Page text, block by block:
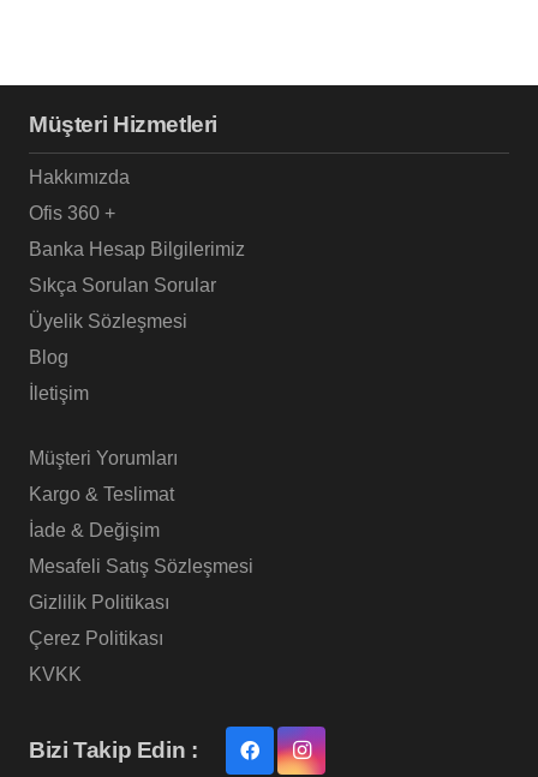
Müşteri Hizmetleri
Hakkımızda
Ofis 360 +
Banka Hesap Bilgilerimiz
Sıkça Sorulan Sorular
Üyelik Sözleşmesi
Blog
İletişim
Müşteri Yorumları
Kargo & Teslimat
İade & Değişim
Mesafeli Satış Sözleşmesi
Gizlilik Politikası
Çerez Politikası
KVKK
Bizi Takip Edin :